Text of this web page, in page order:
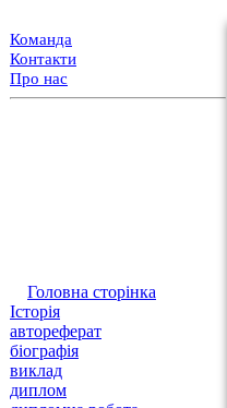
Команда
Контакти
Про нас
Головна сторінка
Історія
автореферат
біографія
виклад
диплом